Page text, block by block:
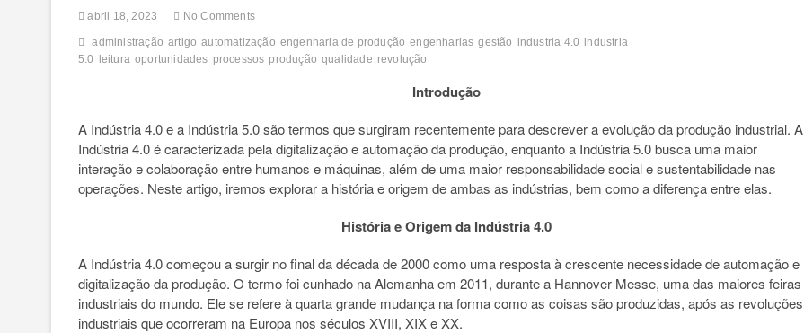
abril 18, 2023 No Comments
administração artigo automatização engenharia de produção engenharias gestão industria 4.0 industria
5.0
leitura oportunidades processos produção qualidade revolução
Introdução
A Indústria 4.0 e a Indústria 5.0 são termos que surgiram recentemente para descrever a evolução da produção industrial. A
Indústria 4.0 é caracterizada pela digitalização e automação da produção, enquanto a Indústria 5.0 busca uma maior
interação e colaboração entre humanos e máquinas, além de uma maior responsabilidade social e sustentabilidade nas
operações. Neste artigo, iremos explorar a história e origem de ambas as indústrias, bem como a diferença entre elas.
História e Origem da Indústria 4.0
A Indústria 4.0 começou a surgir no final da década de 2000 como uma resposta à crescente necessidade de automação e
digitalização da produção. O termo foi cunhado na Alemanha em 2011, durante a Hannover Messe, uma das maiores feiras
industriais do mundo. Ele se refere à quarta grande mudança na forma como as coisas são produzidas, após as revoluções
industriais que ocorreram na Europa nos séculos XVIII, XIX e XX.